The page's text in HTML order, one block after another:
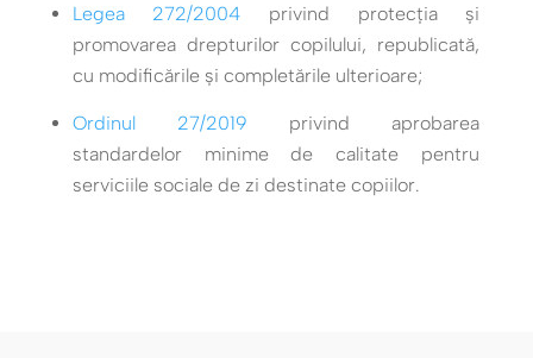
Legea 272/2004 privind protecția și
promovarea drepturilor copilului, republicată,
cu modificările și completările ulterioare;
Ordinul 27/2019 privind aprobarea
standardelor minime de calitate pentru
serviciile sociale de zi destinate copiilor.